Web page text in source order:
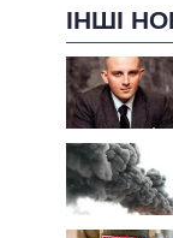
ІНШІ